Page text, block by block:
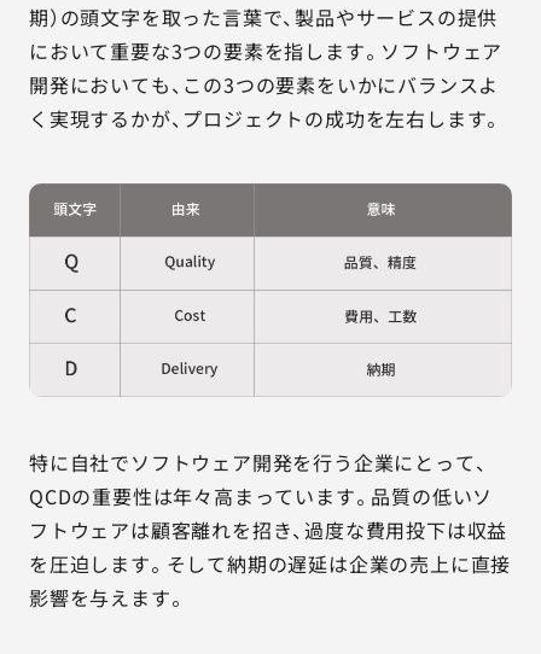
期）の頭文字を取った言葉で、製品やサービスの提供
において重要な3つの要素を指します。ソフトウェア
開発においても、この3つの要素をいかにバランスよ
く実現するかが、プロジェクトの成功を左右します。
特に自社でソフトウェア開発を行う企業にとって、
QCDの重要性は年々高まっています。品質の低いソ
フトウェアは顧客離れを招き、過度な費用投下は収益
を圧迫します。そして納期の遅延は企業の売上に直接
影響を与えます。